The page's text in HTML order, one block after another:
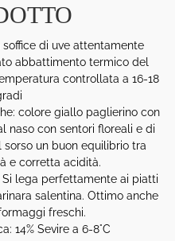
di uve attentamente
abbattimento termico del
controllata a 16-18
colore giallo paglierino con
naso con sentori floreali e di
un buon equilibrio tra
e corretta acidità.
lega perfettamente ai piatti
salentina. Ottimo anche
freschi.
14% Sevire a 6-8°C